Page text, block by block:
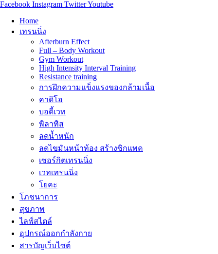
Facebook Instagram TwitterYoutube
Home
เทรนนิ่ง
Afterburn Effect
Full – Body Workout
Gym Workout
High Intensity Interval Training
Resistance training
การฝึกความแข็งแรงของกล้ามเนื้อ
คาดิโอ
บอดี้เวท
พิลาทิส
ลดน้ำหนัก
ลดไขมันหน้าท้อง สร้างซิกแพค
เซอร์กิตเทรนนิ่ง
เวทเทรนนิ่ง
โยคะ
โภชนาการ
สุขภาพ
ไลฟ์สไตล์
อุปกรณ์ออกกำลังกาย
สารบัญเว็บไซต์